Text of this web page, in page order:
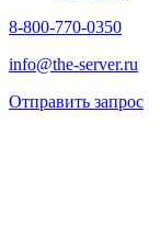
8-800-770-0350
info@the-server.ru
Отправить запрос